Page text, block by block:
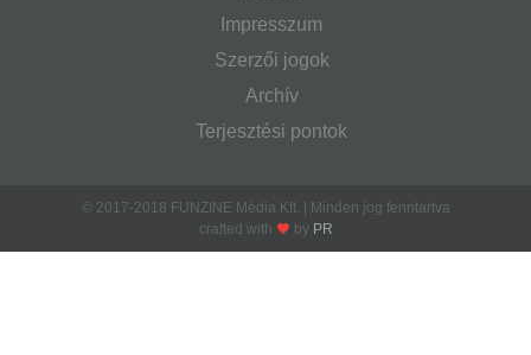
Impresszum
Szerzői jogok
Archív
Terjesztési pontok
© 2017-2018 FUNZINE Média Kft. | Minden jog fenntartva
crafted with
by PR